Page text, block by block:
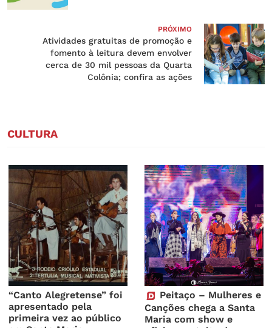
PRÓXIMO
Atividades gratuitas de promoção e
fomento à leitura devem envolver
cerca de 30 mil pessoas da Quarta
Colônia; confira as ações
CULTURA
“Canto Alegretense” foi
apresentado pela
primeira vez ao público
Peitaço – Mulheres e
Canções chega a Santa
Maria com show e